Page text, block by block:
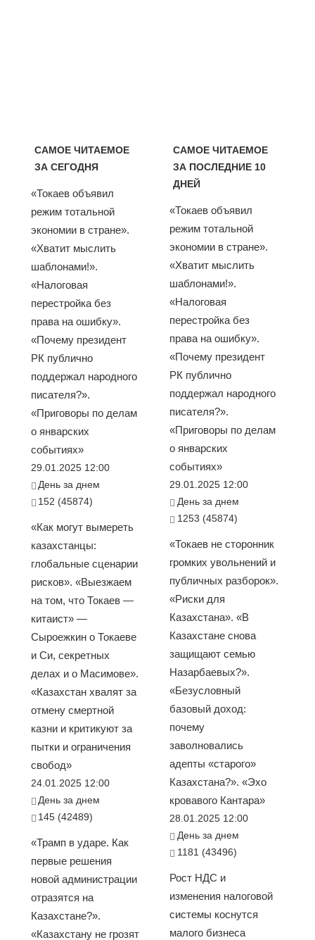
САМОЕ ЧИТАЕМОЕ
ЗА СЕГОДНЯ
«Токаев объявил
режим тотальной
экономии в стране».
«Хватит мыслить
шаблонами!».
«Налоговая
перестройка без
права на ошибку».
«Почему президент
РК публично
поддержал народного
писателя?».
«Приговоры по делам
о январских
событиях»
29.01.2025 12:00
День за днем
152 (45874)
«Как могут вымереть
казахстанцы:
глобальные сценарии
рисков». «Выезжаем
на том, что Токаев —
китаист» —
Сыроежкин о Токаеве
и Си, секретных
делах и о Масимове».
«Казахстан хвалят за
отмену смертной
казни и критикуют за
пытки и ограничения
свобод»
24.01.2025 12:00
День за днем
145 (42489)
«Трамп в ударе. Как
первые решения
новой администрации
отразятся на
Казахстане?».
«Казахстану не грозят
САМОЕ ЧИТАЕМОЕ
ЗА ПОСЛЕДНИЕ 10
ДНЕЙ
«Токаев объявил
режим тотальной
экономии в стране».
«Хватит мыслить
шаблонами!».
«Налоговая
перестройка без
права на ошибку».
«Почему президент
РК публично
поддержал народного
писателя?».
«Приговоры по делам
о январских
событиях»
29.01.2025 12:00
День за днем
1253 (45874)
«Токаев не сторонник
громких увольнений и
публичных разборок».
«Риски для
Казахстана». «В
Казахстане снова
защищают семью
Назарбаевых?».
«Безусловный
базовый доход:
почему
заволновались
адепты «старого»
Казахстана?». «Эхо
кровавого Кантара»
28.01.2025 12:00
День за днем
1181 (43496)
Рост НДС и
изменения налоговой
системы коснутся
малого бизнеса